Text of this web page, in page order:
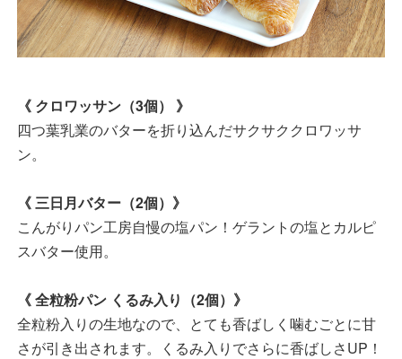
《 クロワッサン（3個） 》
四つ葉乳業のバターを折り込んだサクサククロワッサ
ン。
《 三日月バター（2個）》
こんがりパン工房自慢の塩パン！ゲラントの塩とカルピ
スバター使用。
《 全粒粉パン くるみ入り（2個）》
全粒粉入りの生地なので、とても香ばしく噛むごとに甘
さが引き出されます。くるみ入りでさらに香ばしさUP！